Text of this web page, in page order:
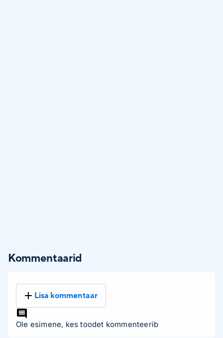
Kommentaarid
Lisa kommentaar
Ole esimene, kes toodet kommenteerib